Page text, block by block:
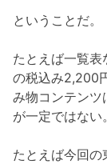
ということだ。
たとえば一覧表
の税込み2,200
み物コンテンツ
が一定ではない。
たとえば今回の